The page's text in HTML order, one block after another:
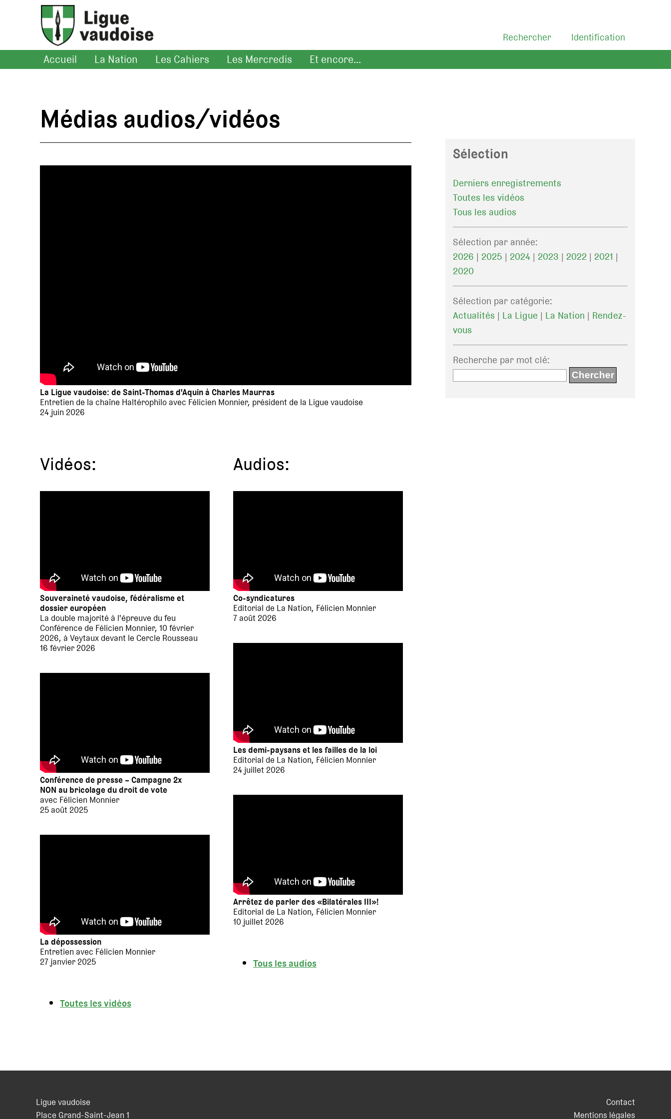
Identification
Rechercher
Accueil La Nation Les Cahiers Les Mercredis Et encore...
Médias audios/vidéos
La Ligue vaudoise: de Saint-Thomas d'Aquin à Charles Maurras
Entretien de la chaîne Haltérophilo avec Félicien Monnier, président de la Ligue vaudoise
24 juin 2026
Vidéos:
Souveraineté vaudoise, fédéralisme et
dossier européen
La double majorité à l'épreuve du feu
Conférence de Félicien Monnier, 10 février
2026, à Veytaux devant le Cercle Rousseau
16 février 2026
Conférence de presse – Campagne 2x
NON au bricolage du droit de vote
avec Félicien Monnier
25 août 2025
La dépossession
Entretien avec Félicien Monnier
27 janvier 2025
Toutes les vidéos
Audios:
Co-syndicatures
Editorial de La Nation, Félicien Monnier
7 août 2026
Les demi-paysans et les failles de la loi
Editorial de La Nation, Félicien Monnier
24 juillet 2026
Arrêtez de parler des «Bilatérales III»!
Editorial de La Nation, Félicien Monnier
10 juillet 2026
Tous les audios
Sélection
Derniers enregistrements
Toutes les vidéos
Tous les audios
Sélection par année:
2026 | 2025 | 2024 | 2023 | 2022 | 2021 |
2020
Sélection par catégorie:
Actualités | La Ligue | La Nation | Rendez-
vous
Recherche par mot clé:
Contact
Mentions légales
Ligue vaudoise
Place Grand-Saint-Jean 1